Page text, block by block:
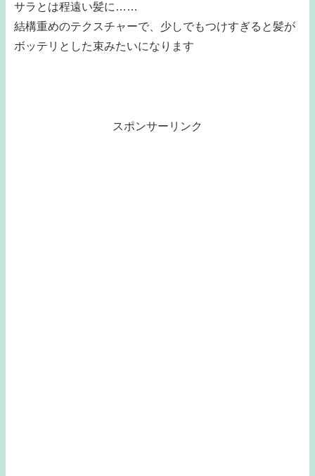
サラとは程遠い髪に……
結構重めのテクスチャーで、少しでもつけすぎると髪が
ボッテリとした束みたいになります
スポンサーリンク